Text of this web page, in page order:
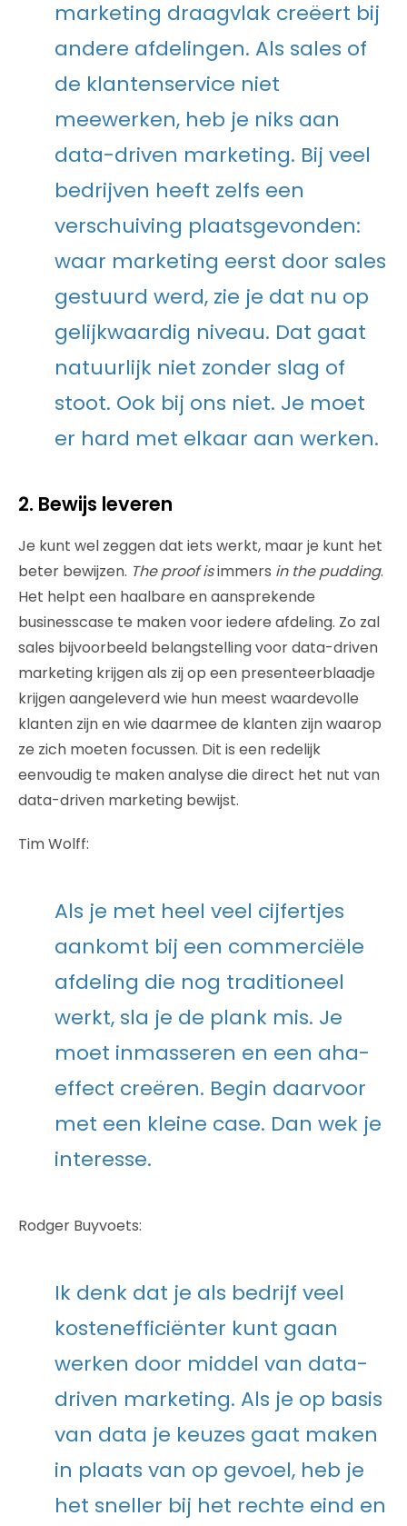
marketing draagvlak creëert bij
andere afdelingen. Als sales of
de klantenservice niet
meewerken, heb je niks aan
data-driven marketing. Bij veel
bedrijven heeft zelfs een
verschuiving plaatsgevonden:
waar marketing eerst door sales
gestuurd werd, zie je dat nu op
gelijkwaardig niveau. Dat gaat
natuurlijk niet zonder slag of
stoot. Ook bij ons niet. Je moet
er hard met elkaar aan werken.
2. Bewijs leveren
Je kunt wel zeggen dat iets werkt, maar je kunt het
beter bewijzen. The proof isimmers in the pudding.
Het helpt een haalbare en aansprekende
businesscase te maken voor iedere afdeling. Zo zal
sales bijvoorbeeld belangstelling voor data-driven
marketing krijgen als zij op een presenteerblaadje
krijgen aangeleverd wie hun meest waardevolle
klanten zijn en wie daarmee de klanten zijn waarop
ze zich moeten focussen. Dit is een redelijk
eenvoudig te maken analyse die direct het nut van
data-driven marketing bewijst.
Tim Wolff:
Als je met heel veel cijfertjes
aankomt bij een commerciële
afdeling die nog traditioneel
werkt, sla je de plank mis. Je
moet inmasseren en een aha-
effect creëren. Begin daarvoor
met een kleine case. Dan wek je
interesse.
Rodger Buyvoets:
Ik denk dat je als bedrijf veel
kostenefficiënter kunt gaan
werken door middel van data-
driven marketing. Als je op basis
van data je keuzes gaat maken
in plaats van op gevoel, heb je
het sneller bij het rechte eind en